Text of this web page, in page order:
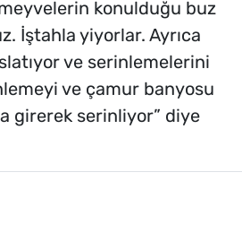
konulduğu buz
İştahla yiyorlar. Ayrıca
ve serinlemelerini
ve çamur banyosu
girerek serinliyor” diye